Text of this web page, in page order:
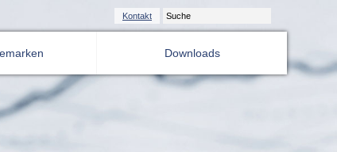
Kontakt
Downloads